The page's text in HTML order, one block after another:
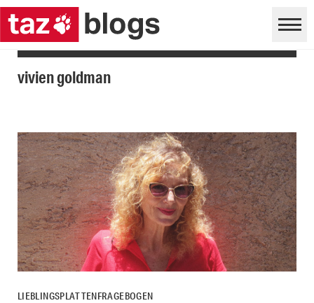
vivien goldman
LIEBLINGSPLATTENFRAGEBOGEN